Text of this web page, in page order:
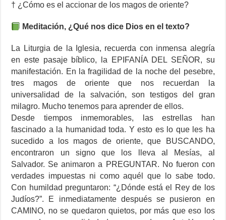
† ¿Cómo es el accionar de los magos de oriente?
Meditación, ¿Qué nos dice Dios en el texto?
La Liturgia de la Iglesia, recuerda con inmensa alegría
en este pasaje bíblico, la EPIFANÍA DEL SEÑOR, su
manifestación. En la fragilidad de la noche del pesebre,
tres magos de oriente que nos recuerdan la
universalidad de la salvación, son testigos del gran
milagro. Mucho tenemos para aprender de ellos.
Desde tiempos inmemorables, las estrellas han
fascinado a la humanidad toda. Y esto es lo que les ha
sucedido a los magos de oriente, que BUSCANDO,
encontraron un signo que los lleva al Mesías, al
Salvador. Se animaron a PREGUNTAR. No fueron con
verdades impuestas ni como aquél que lo sabe todo.
Con humildad preguntaron: “¿Dónde está el Rey de los
Judíos?”. E inmediatamente después se pusieron en
CAMINO, no se quedaron quietos, por más que eso los